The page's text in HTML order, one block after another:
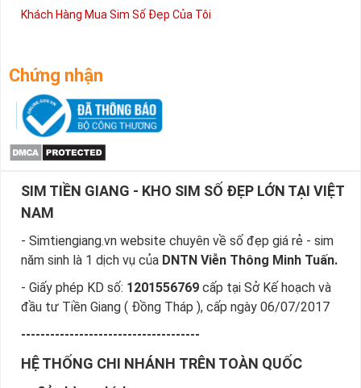
Khách Hàng Mua Sim Số Đẹp Của Tôi
Chứng nhận
SIM TIỀN GIANG - KHO SIM SỐ ĐẸP LỚN TẠI VIỆT
NAM
- Simtiengiang.vn website chuyên về số đẹp giá rẻ - sim
năm sinh là 1 dịch vụ của DNTN Viễn Thông Minh Tuấn.
- Giấy phép KD số: 1201556769 cấp tại Sở Kế hoạch và
đầu tư Tiền Giang ( Đồng Tháp ), cấp ngày 06/07/2017
-------------------------------------
HỆ THỐNG CHI NHÁNH TRÊN TOÀN QUỐC